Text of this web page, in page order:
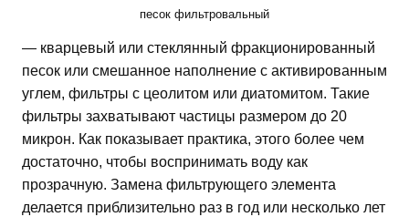
песок фильтровальный
— кварцевый или стеклянный фракционированный
песок или смешанное наполнение с активированным
углем, фильтры с цеолитом или диатомитом. Такие
фильтры захватывают частицы размером до 20
микрон. Как показывает практика, этого более чем
достаточно, чтобы воспринимать воду как
прозрачную. Замена фильтрующего элемента
делается приблизительно раз в год или несколько лет